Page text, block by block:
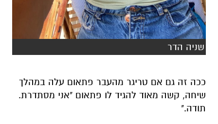
שניה הדר
ככה זה גם אם טריגר מהעבר פתאום עלה במהלך
שיחה, קשה מאוד להגיד לו פתאום "אני מסתדרת.
תודה."